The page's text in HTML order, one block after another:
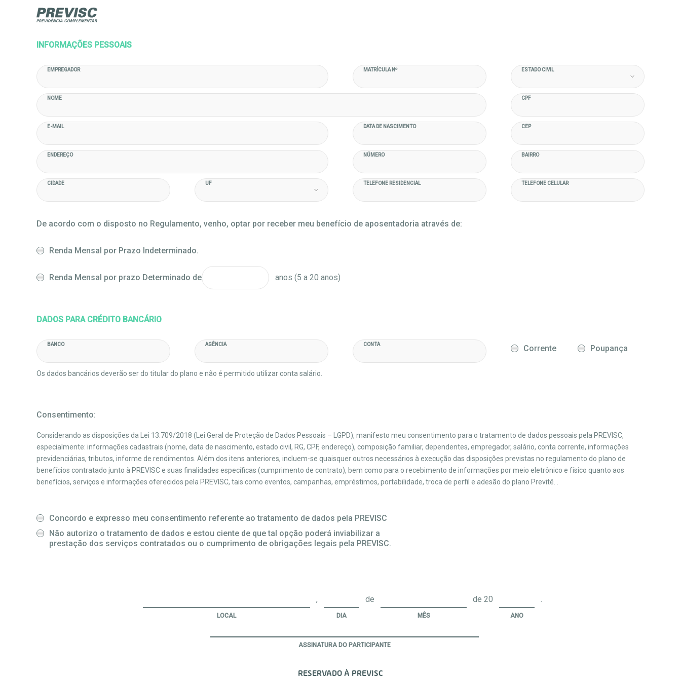
INFORMAÇÕES PESSOAIS
EMPREGADOR MATRÍCULA Nº ESTADO CIVIL
NOME CPF
E-MAIL DATA DE NASCIMENTO CEP
ENDEREÇO NÚMERO BAIRRO
CIDADE UF TELEFONE RESIDENCIAL TELEFONE CELULAR
De acordo com o disposto no Regulamento, venho, optar por receber meu benefício de aposentadoria através de:
Renda Mensal por Prazo Indeterminado.
Renda Mensal por prazo Determinado de anos (5 a 20 anos)
DADOS PARA CRÉDITO BANCÁRIO
BANCO AGÊNCIA CONTA Corrente Poupança
Os dados bancários deverão ser do titular do plano e não é permitido utilizar conta salário.
Consentimento:
Considerando as disposições da Lei 13.709/2018 (Lei Geral de Proteção de Dados Pessoais – LGPD), manifesto meu consentimento para o tratamento de dados pessoais pela PREVISC,
especialmente: informações cadastrais (nome, data de nascimento, estado civil, RG, CPF, endereço), composição familiar, dependentes, empregador, salário, conta corrente, informações
previdenciárias, tributos, informe de rendimentos. Além dos itens anteriores, incluem-se quaisquer outros necessários à execução das disposições previstas no regulamento do plano de
benefícios contratado junto à PREVISC e suas finalidades específicas (cumprimento de contrato), bem como para o recebimento de informações por meio eletrônico e físico quanto aos
benefícios, serviços e informações oferecidos pela PREVISC, tais como eventos, campanhas, empréstimos, portabilidade, troca de perfil e adesão do plano Previtê. .
Concordo e expresso meu consentimento referente ao tratamento de dados pela PREVISC
Não autorizo o tratamento de dados e estou ciente de que tal opção poderá inviabilizar a
prestação dos serviços contratados ou o cumprimento de obrigações legais pela PREVISC.
LOCAL
,
DIA
de
MÊS
de 20
ANO
.
ASSINATURA DO PARTICIPANTE
RESERVADO À PREVISC